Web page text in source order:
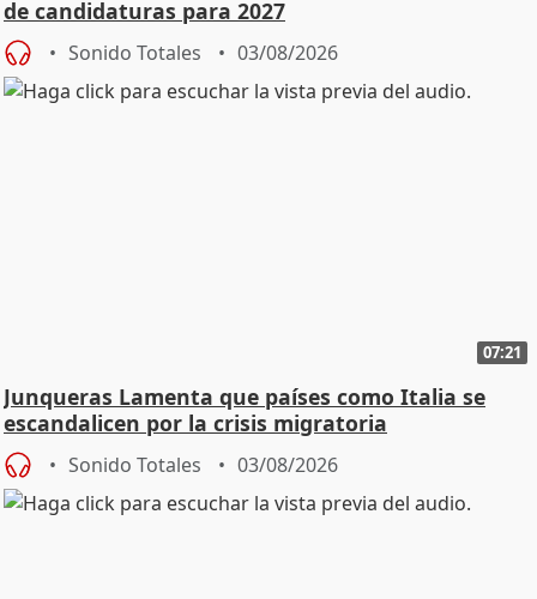
de candidaturas para 2027
Sonido Totales 03/08/2026
07:21
Junqueras Lamenta que países como Italia se
escandalicen por la crisis migratoria
Sonido Totales 03/08/2026